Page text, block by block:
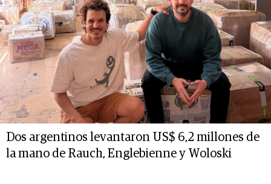
Dos argentinos levantaron US$ 6,2 millones de
la mano de Rauch, Englebienne y Woloski